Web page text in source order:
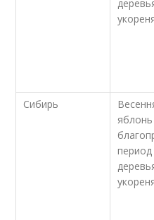
Сибирь
яблонь
период